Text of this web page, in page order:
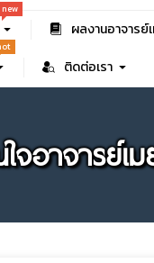
new
ผลงานอาจารย์
ติดต่อเรา
จอาจารย์เม